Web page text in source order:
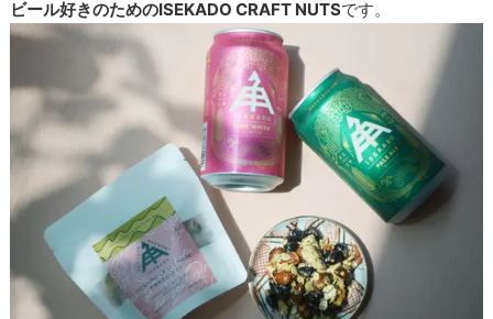
ビール好きのためのISEKADO CRAFT NUTSです。